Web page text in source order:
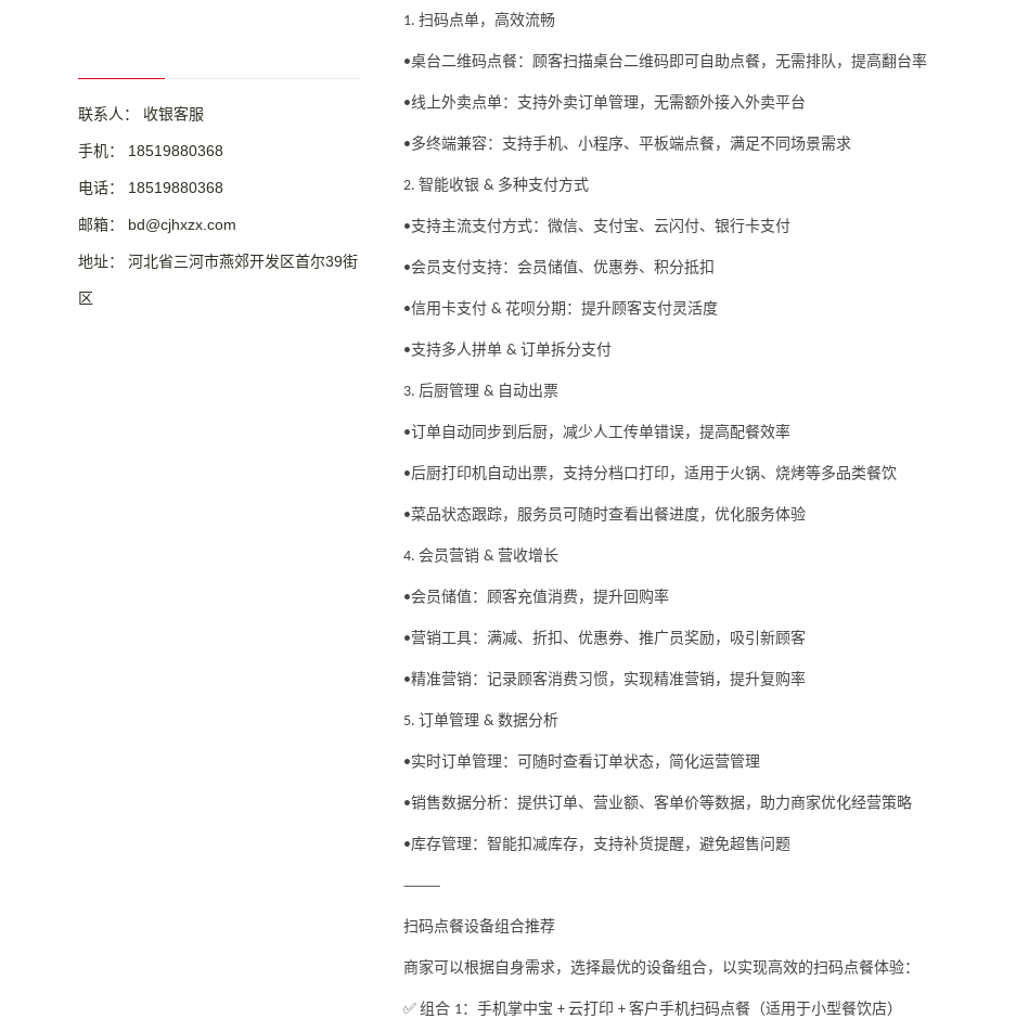
联系人： 收银客服
手机： 18519880368
电话： 18519880368
邮箱： bd@cjhxzx.com
地址： 河北省三河市燕郊开发区首尔39街
区
1. 扫码点单，高效流畅
•桌台二维码点餐：顾客扫描桌台二维码即可自助点餐，无需排队，提高翻台率
•线上外卖点单：支持外卖订单管理，无需额外接入外卖平台
•多终端兼容：支持手机、小程序、平板端点餐，满足不同场景需求
2. 智能收银 & 多种支付方式
•支持主流支付方式：微信、支付宝、云闪付、银行卡支付
•会员支付支持：会员储值、优惠券、积分抵扣
•信用卡支付 & 花呗分期：提升顾客支付灵活度
•支持多人拼单 & 订单拆分支付
3. 后厨管理 & 自动出票
•订单自动同步到后厨，减少人工传单错误，提高配餐效率
•后厨打印机自动出票，支持分档口打印，适用于火锅、烧烤等多品类餐饮
•菜品状态跟踪，服务员可随时查看出餐进度，优化服务体验
4. 会员营销 & 营收增长
•会员储值：顾客充值消费，提升回购率
•营销工具：满减、折扣、优惠券、推广员奖励，吸引新顾客
•精准营销：记录顾客消费习惯，实现精准营销，提升复购率
5. 订单管理 & 数据分析
•实时订单管理：可随时查看订单状态，简化运营管理
•销售数据分析：提供订单、营业额、客单价等数据，助力商家优化经营策略
•库存管理：智能扣减库存，支持补货提醒，避免超售问题
⸻
扫码点餐设备组合推荐
商家可以根据自身需求，选择最优的设备组合，以实现高效的扫码点餐体验：
✅ 组合 1：手机掌中宝 + 云打印 + 客户手机扫码点餐（适用于小型餐饮店）